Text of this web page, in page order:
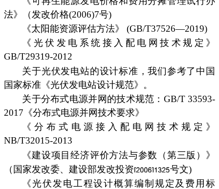
法》（发改价格(2006)7号)
《太阳能资源评估方法》 (GB/T37526—2019)
《光伏发电系统接入配电网技术规定》
GB/T29319-2012
关于光伏发电站的设计标准，我们参考了中国
国家标准《光伏发电站设计规范》。
关于分布式电源并网的技术规范：GB/T 33593-
2017《分布式电源并网技术要求》
《分布式电源接入配电网技术规定》
NB/T32015-2013
《建设项目经济评价方法与参数（第三版）》
（国家发改委、建设部发改投资
号文)
《光伏发电工程设计概算编制规定及费用标